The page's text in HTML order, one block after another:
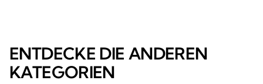
ENTDECKE DIE ANDEREN
KATEGORIEN